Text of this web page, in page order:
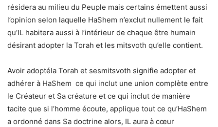
résidera au milieu du Peuple mais certains émettent aussi
l’opinion selon laquelle HaShem n’exclut nullement le fait
qu’IL habitera aussi à l’intérieur de chaque être humain
désirant adopter la Torah et les mitsvoth qu’elle contient.
Avoir adoptéla Torah et sesmitsvoth signifie adopter et
adhérer à HaShem ce qui inclut une union complète entre
le Créateur et Sa créature et ce qui inclut de manière
tacite que si l’homme écoute, applique tout ce qu’HaShem
a ordonné dans Sa doctrine alors, IL aura à cœur